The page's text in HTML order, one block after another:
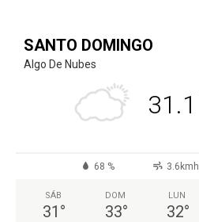
SANTO DOMINGO
Algo De Nubes
31.1
68 % 3.6kmh
SÁB
31 °
DOM
33°
LUN
32°